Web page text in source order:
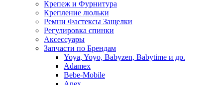
Крепеж и Фурнитура
Крепление люльки
Ремни Фастексы Защелки
Регулировка спинки
Аксессуары
Запчасти по Брендам
Yoya, Yoyo, Babyzen, Babytime и др.
Adamex
Bebe-Mobile